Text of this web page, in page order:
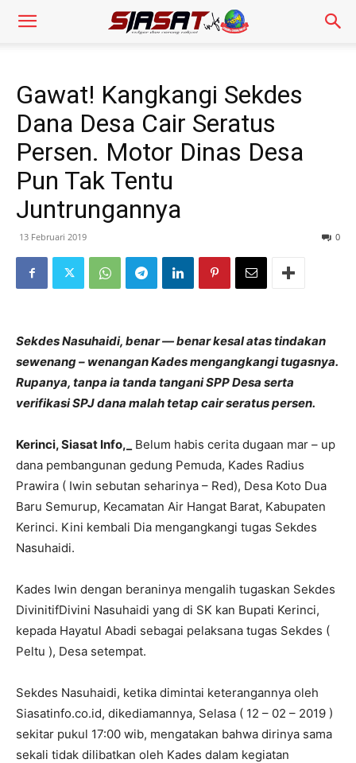
Gawat! Kangkangi Sekdes
Dana Desa Cair Seratus
Persen. Motor Dinas Desa
Pun Tak Tentu
Juntrungannya
13 Februari 2019 0
Sekdes Nasuhaidi, benar — benar kesal atas tindakan
sewenang – wenangan Kades mengangkangi tugasnya.
Rupanya, tanpa ia tanda tangani SPP Desa serta
verifikasi SPJ dana malah tetap cair seratus persen.
Kerinci, Siasat Info,_
Belum habis cerita dugaan mar – up
dana pembangunan gedung Pemuda, Kades Radius
Prawira ( Iwin sebutan seharinya – Red), Desa Koto Dua
Baru Semurup, Kecamatan Air Hangat Barat, Kabupaten
Kerinci. Kini kembali Dia mengangkangi tugas Sekdes
Nasuhaidi.
Kades Iwin dengan beraninya mengalih tugaskan Sekdes
DivinitifDivini Nasuhaidi yang di SK kan Bupati Kerinci,
kepada Hayatul Abadi sebagai pelaksana tugas Sekdes (
Peltu ), Desa setempat.
Sekdes Nasuhaidi, ketika dimintai keterangannya oleh
Siasatinfo.co.id, dikediamannya, Selasa ( 12 – 02 – 2019 )
sekitar pukul 17:00 wib, mengatakan bahwa dirinya sama
sekali tidak dilibatkan oleh Kades dalam kegiatan